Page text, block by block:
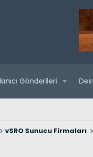
Gönderileri
vSRO Sunucu Firmaları